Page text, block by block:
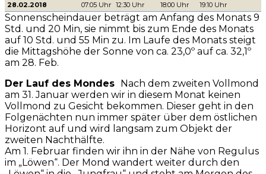
28.02.2018
07:05 Uhr 12:30 Uhr 18:00 Uhr 19:10 Uhr
Sonnenscheindauer beträgt am Anfang des Monats 9
Std. und 20 Min, sie nimmt bis zum Ende des Monats
auf 10 Std. und 55 Min zu. Im Laufe des Monats steigt
die Mittagshöhe der Sonne von ca. 23,0º auf ca. 32,1º
am 28. Feb.
Der Lauf des Mondes
Nach dem zweiten Vollmond
am 31. Januar werden wir in diesem Monat keinen
Vollmond zu Gesicht bekommen. Dieser geht in den
Folgenächten nun immer später über dem östlichen
Horizont auf und wird langsam zum Objekt der
zweiten Nachthälfte.
Am 1. Februar finden wir ihn in der Nähe von Regulus
im „Löwen“. Der Mond wandert weiter durch den